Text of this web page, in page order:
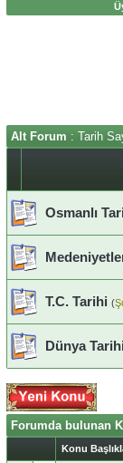
Alt Forum : Tarih
Osmanlı
T.C. Tarihi (
Dünya Tarihi
Forumda bulunan
Konu